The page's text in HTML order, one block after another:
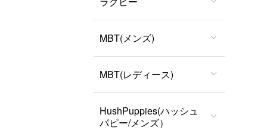
MBT(メンズ)
MBT(レディース)
HushPuppies(ハッシュ
パピー/メンズ）